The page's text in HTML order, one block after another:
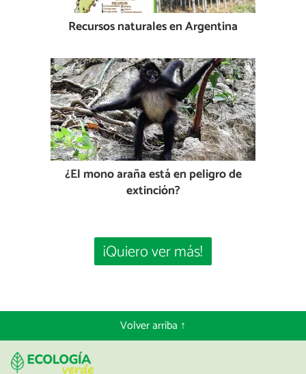
Recursos naturales en Argentina
¿El mono araña está en peligro de
extinción?
¡Quiero ver más!
Volver arriba ↑